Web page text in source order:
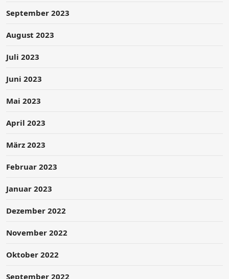
September 2023
August 2023
Juli 2023
Juni 2023
Mai 2023
April 2023
März 2023
Februar 2023
Januar 2023
Dezember 2022
November 2022
Oktober 2022
September 2022